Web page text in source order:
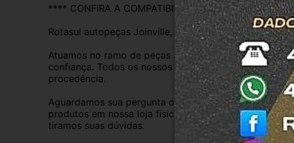
**** CONFIRA A COMPATIBILIDADE ****
Rotasul autopeças Joinville, empresa credenciada no
Atuamos no ramo de peças automotivas usadas
confiança. Todos os nossos veículos são baixados
procedência.
Aguardamos sua pergunta ou compra e atenderemos
produtos em nossa loja física também, basta entrar
tiramos suas dúvidas.